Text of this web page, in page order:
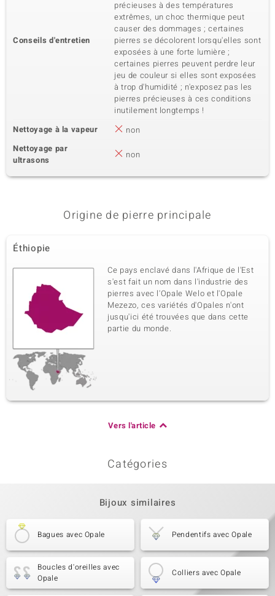
Conseils d'entretien
précieuses à des températures
extrêmes, un choc thermique peut
causer des dommages ; certaines
pierres se décolorent lorsqu'elles sont
exposées à une forte lumière ;
certaines pierres peuvent perdre leur
jeu de couleur si elles sont exposées
à trop d'humidité ; n'exposez pas les
pierres précieuses à ces conditions
inutilement longtemps !
Nettoyage à la vapeur
non
Nettoyage par
ultrasons
non
Origine de pierre principale
Éthiopie
Ce pays enclavé dans l'Afrique de l'Est
s'est fait un nom dans l'industrie des
pierres avec l'Opale Welo et l'Opale
Mezezo, ces variétés d'Opales n'ont
jusqu'ici été trouvées que dans cette
partie du monde.
Vers l'article
Catégories
Bijoux similaires
Bagues avec Opale Pendentifs avec Opale
Boucles d'oreilles avec
Opale
Colliers avec Opale